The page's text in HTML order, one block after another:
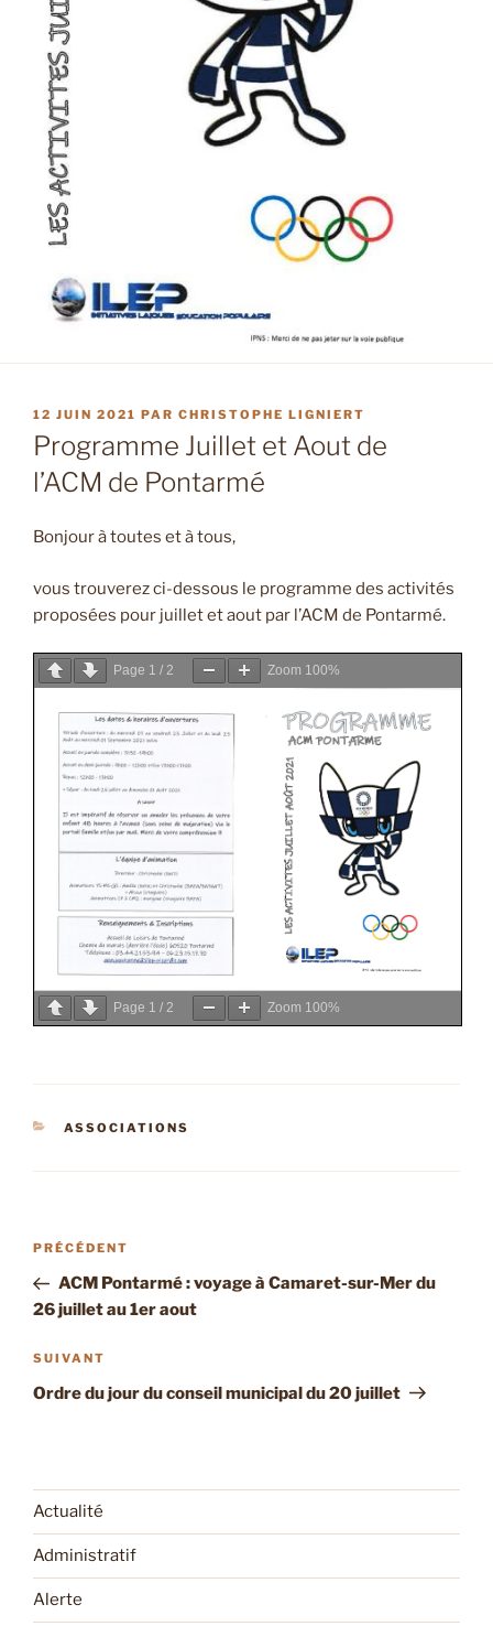
PUBLIÉ
LE
12 JUIN 2021 PAR CHRISTOPHE LIGNIERT
Programme Juillet et Aout de
l’ACM de Pontarmé
Bonjour à toutes et à tous,
vous trouverez ci-dessous le programme des activités
proposées pour juillet et aout par l’ACM de Pontarmé.
Page 1 / 2 Zoom 100%
Page 1 / 2 Zoom 100%
CATÉGORIES
ASSOCIATIONS
Navigation
l’article
Article
précédent
PRÉCÉDENT
ACM Pontarmé : voyage à Camaret-sur-Mer du
26 juillet au 1er aout
Article
suivant
SUIVANT
Ordre du jour du conseil municipal du 20 juillet
Actualité
Administratif
Alerte